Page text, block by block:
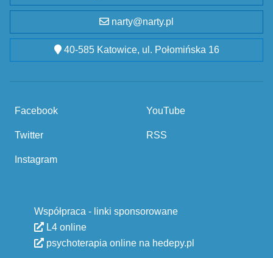
narty@narty.pl
40-585 Katowice, ul. Połomińska 16
Facebook
Twitter
Instagram
YouTube
RSS
Współpraca - linki sponsorowane
L4 online
psychoterapia online na hedepy.pl